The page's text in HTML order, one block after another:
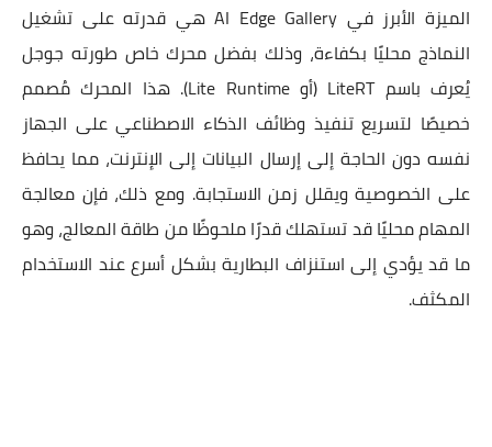
الميزة الأبرز في AI Edge Gallery هي قدرته على تشغيل
النماذج محليًا بكفاءة، وذلك بفضل محرك خاص طورته جوجل
يُعرف باسم LiteRT (أو Lite Runtime). هذا المحرك مُصمم
خصيصًا لتسريع تنفيذ وظائف الذكاء الاصطناعي على الجهاز
نفسه دون الحاجة إلى إرسال البيانات إلى الإنترنت، مما يحافظ
على الخصوصية ويقلل زمن الاستجابة. ومع ذلك، فإن معالجة
المهام محليًا قد تستهلك قدرًا ملحوظًا من طاقة المعالج، وهو
ما قد يؤدي إلى استنزاف البطارية بشكل أسرع عند الاستخدام
المكثف.